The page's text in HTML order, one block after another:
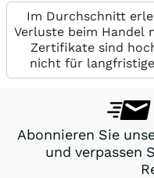
Im Durchschnitt
Verluste beim
Zertifikate sind
nicht für
Abonnieren Sie
und verpassen